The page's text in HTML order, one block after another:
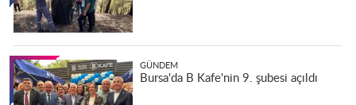
GÜNDEM
Bursa'da B Kafe'nin 9. şubesi açıldı